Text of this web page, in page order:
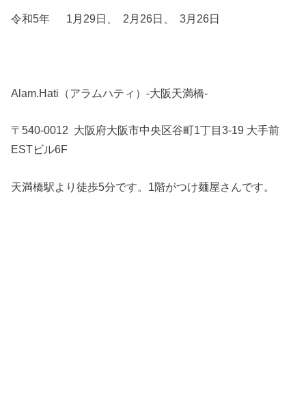
令和5年 1月29日、 2月26日、 3月26日
Alam.Hati（アラムハティ）-大阪天満橋-
〒540-0012 大阪府大阪市中央区谷町1丁目3-19 大手前
ESTビル6F
天満橋駅より徒歩5分です。1階がつけ麺屋さんです。